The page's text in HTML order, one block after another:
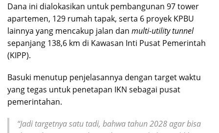
Dana ini dialokasikan untuk pembangunan 97 tower
apartemen, 129 rumah tapak, serta 6 proyek KPBU
lainnya yang mencakup jalan dan multi-utility tunnel
sepanjang 138,6 km di Kawasan Inti Pusat Pemerintah
(KIPP).
Basuki menutup penjelasannya dengan target waktu
yang tegas untuk penetapan IKN sebagai pusat
pemerintahan.
“Jadi targetnya satu tadi, bahwa tahun 2028 agar bisa